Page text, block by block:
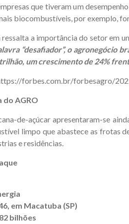
que tiveram um
biocombustíveis, por exemplo,
a importância do setor em
“desafiador”, o agronegócio
um crescimento de 24%
forbes.com.br/forbesagro/
AGRO
de-açúcar apresentaram-se
limpo que abastece as frotas
e residências.
em Macatuba (SP)
bilhões